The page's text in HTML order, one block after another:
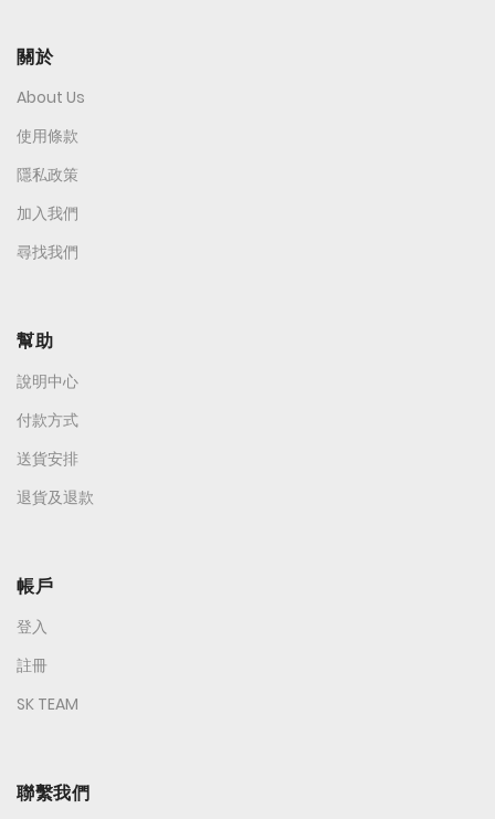
關於
About Us
使用條款
隱私政策
加入我們
尋找我們
幫助
說明中心
付款方式
送貨安排
退貨及退款
帳戶
登入
註冊
SK TEAM
聯繫我們